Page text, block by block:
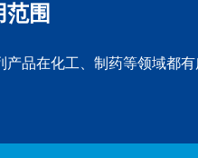
范围
产品在化工、制药等领域都